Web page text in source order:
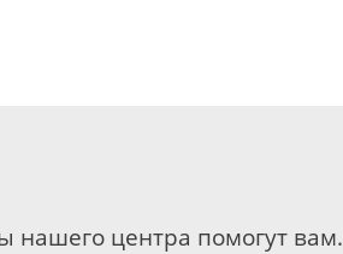
нашего центра помогут вам.